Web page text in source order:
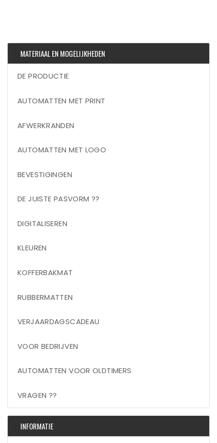
MATERIAAL EN MOGELIJKHEDEN
DE PRODUCTIE
AUTOMATTEN MET PRINT
AFWERKRANDEN
AUTOMATTEN MET LOGO
BEVESTIGINGEN
DE JUISTE PASVORM ??
DIGITALISEREN
KLEUREN
KOFFERBAKMAT
RUBBERMATTEN
VERJAARDAGSCADEAU
VOOR BEDRIJVEN
AUTOMATTEN VOOR OLDTIMERS
VRAGEN ??
INFORMATIE